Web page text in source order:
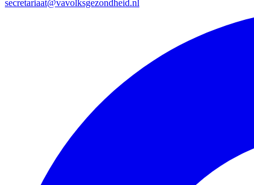
secretariaat@vavolksgezondheid.nl